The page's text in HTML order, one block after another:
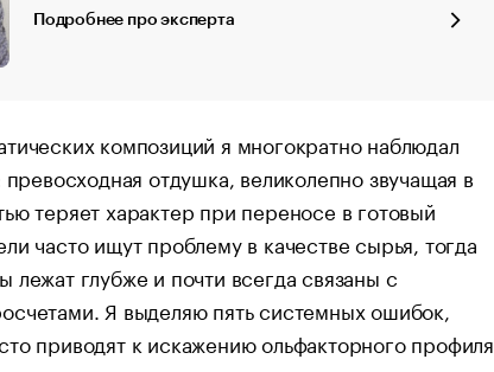
Подробнее про эксперта
композиций я многократно наблюдал
отдушка, великолепно звучащая в
теряет характер при переносе в готовый
часто ищут проблему в качестве сырья, тогда
лежат глубже и почти всегда связаны с
Я выделяю пять системных ошибок,
приводят к искажению ольфакторного профиля.